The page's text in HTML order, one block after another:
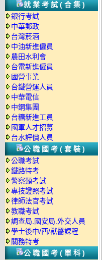
就業考試(合集)
銀行考試
中華郵政
台灣菸酒
中油新進僱員
農田水利會
台電新進僱員
國營事業
台鐵營運人員
中華電信
中鋼集團
台糖新進工員
國軍人才招募
台水評價人員
公職國考(套裝)
公職考試
鐵路特考
警察類考試
專技證照考試
律師法官考試
教職考試
調查局.國安局.外交人員
學士後中/西/獸醫課程
關務特考
公職國考(單科)